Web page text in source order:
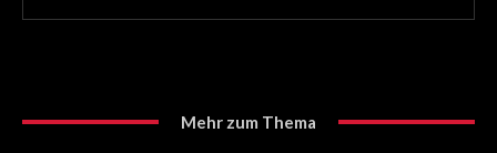
Mehr zum Thema